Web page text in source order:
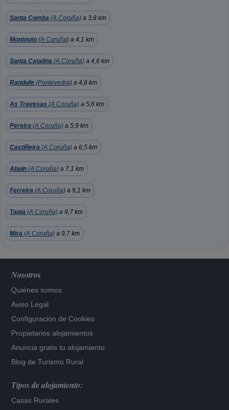
Santa Comba (A Coruña) a 3,8 km
Montouto (A Coruña) a 4,1 km
Santa Catalina (A Coruña) a 4,6 km
Randufe (Pontevedra) a 4,6 km
As Travesas (A Coruña) a 5,6 km
Pereira (A Coruña) a 5,9 km
Castiñeira (A Coruña) a 6,5 km
Abuin (A Coruña) a 7,1 km
Ferreira (A Coruña) a 9,1 km
Tapia (A Coruña) a 9,7 km
Mira (A Coruña) a 9,7 km
Nosotros
Quiénes somos
Aviso Legal
Configuración de Cookies
Propietarios alojamientos
Anuncia gratis tu alojamiento
Blog de Turismo Rural
Tipos de alojamiento:
Casas Rurales